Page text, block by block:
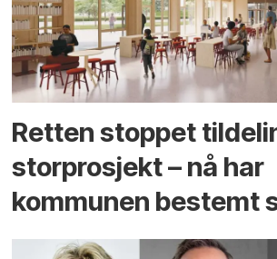
Retten stoppet
storprosjekt – nå har
kommunen bestemt